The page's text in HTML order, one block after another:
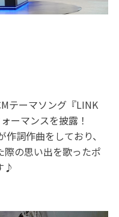
テーマソング『LINK
ーマンスを披露！
詞作曲をしており、
際の思い出を歌ったポ
♪